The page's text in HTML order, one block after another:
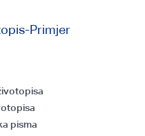
Primjer
pisma
životopisa
Word -